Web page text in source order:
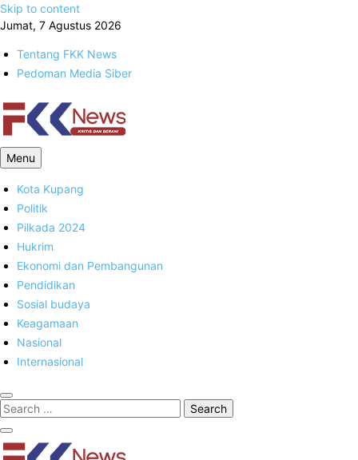
Skip to content
Jumat, 7 Agustus 2026
Tentang FKK News
Pedoman Media Siber
FKK News
Menu
Kota Kupang
Politik
Pilkada 2024
Hukrim
Ekonomi dan Pembangunan
Pendidikan
Sosial budaya
Keagamaan
Nasional
Internasional